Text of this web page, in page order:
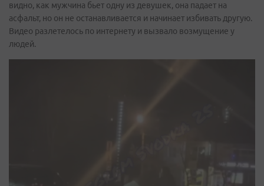
видно, как мужчина бьет одну из девушек, она падает на
асфальт, но он не останавливается и начинает избивать другую.
Видео разлетелось по интернету и вызвало возмущение у
людей.